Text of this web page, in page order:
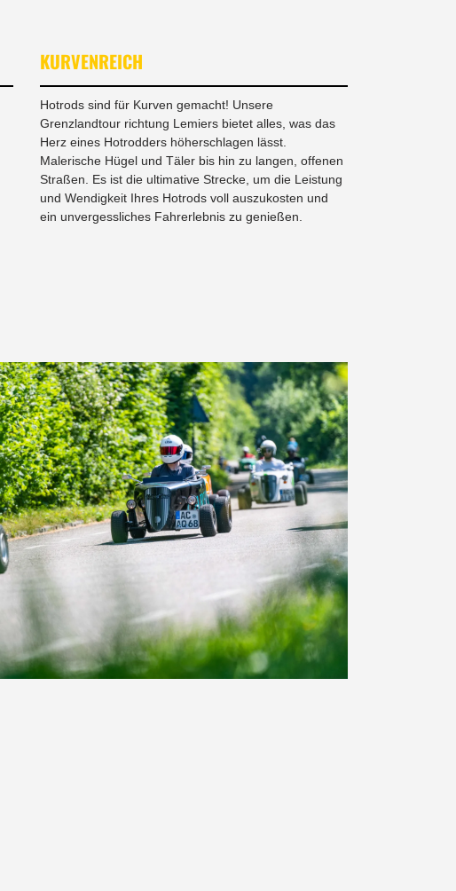
KURVENREICH
Hotrods sind für Kurven gemacht! Unsere
Grenzlandtour richtung Lemiers bietet alles, was das
Herz eines Hotrodders höherschlagen lässt.
Malerische Hügel und Täler bis hin zu langen, offenen
Straßen. Es ist die ultimative Strecke, um die Leistung
und Wendigkeit Ihres Hotrods voll auszukosten und
ein unvergessliches Fahrerlebnis zu genießen.